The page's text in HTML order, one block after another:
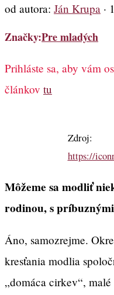
od autora: Ján Krupa ·
Značky:Pre mladých
Prihláste sa, aby vám
článkov tu
Zdroj:
https://
Môžeme sa modliť
rodinou, s
Áno, samozrejme.
kresťania modlia
„domáca cirkev“,